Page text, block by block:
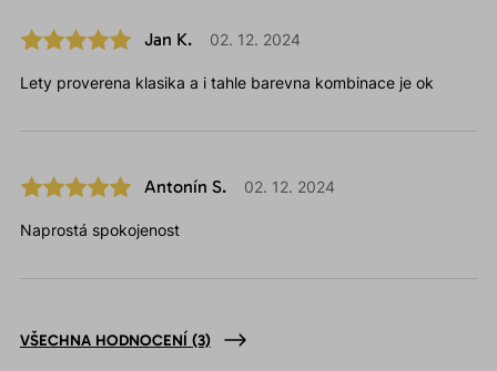
Jan K. 02. 12. 2024
Lety proverena klasika a i tahle barevna kombinace je ok
Antonín S. 02. 12. 2024
Naprostá spokojenost
VŠECHNA HODNOCENÍ (3)